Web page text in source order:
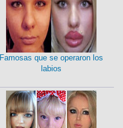
Famosas que se operaron los
labios